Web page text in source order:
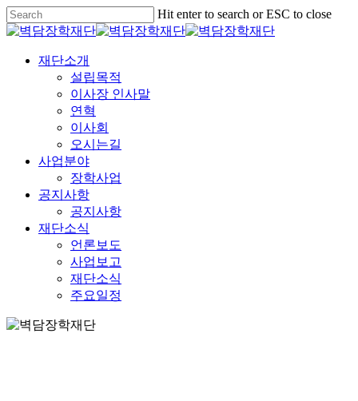
Skip
to
main
content
Hit enter to search or ESC to close
Close
Menu
재단소개
설립목적
이사장 인사말
연혁
이사회
오시는길
사업분야
장학사업
공지사항
공지사항
재단소식
언론보도
사업보고
재단소식
주요일정